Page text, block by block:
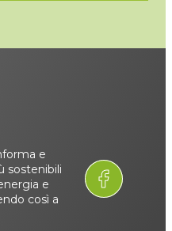
e
sostenibili
e
così a